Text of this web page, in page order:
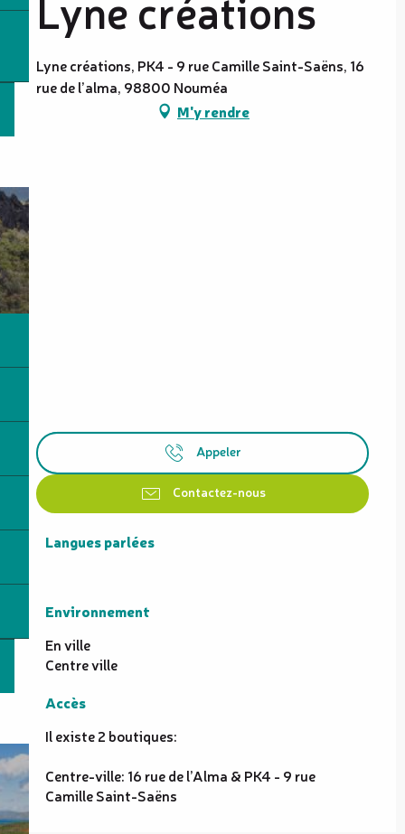
Lyne créations, PK4 - 9 rue Camille Saint-Saëns, 16
rue de l’alma, 98800 Nouméa
M'y rendre
Appeler
Contactez-nous
Langues parlées
Langues parlées
Environnement
Environnement
En ville
Centre ville
Accès
Accès
Il existe 2 boutiques:
Centre-ville: 16 rue de l’Alma & PK4 - 9 rue
Camille Saint-Saëns